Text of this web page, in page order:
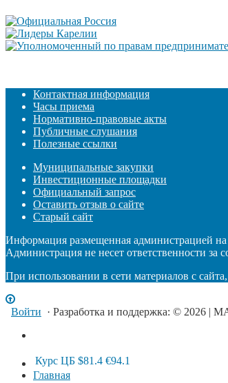
Контактная информация
Часы приема
Нормативно-правовые акты
Публичные слушания
Полезные ссылки
Муниципальные закупки
Инвестиционные площадки
Официальный запрос
Оставить отзыв о сайте
Старый сайт
Информация размещенная администрацией на
Администрация не несет ответственности
При использовании в сети материалов с
Войти · Разработка и поддержка: © 2026 |
Курс ЦБ $81.4 €94.1
Главная